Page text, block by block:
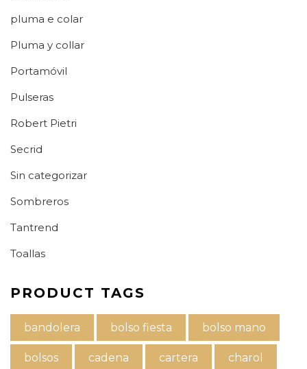
pluma e colar
Pluma y collar
Portamóvil
Pulseras
Robert Pietri
Secrid
Sin categorizar
Sombreros
Tantrend
Toallas
PRODUCT TAGS
bandolera bolso fiesta bolso mano
bolsos cadena cartera charol